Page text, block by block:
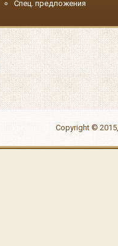
Спец. предложения
Copyright ©